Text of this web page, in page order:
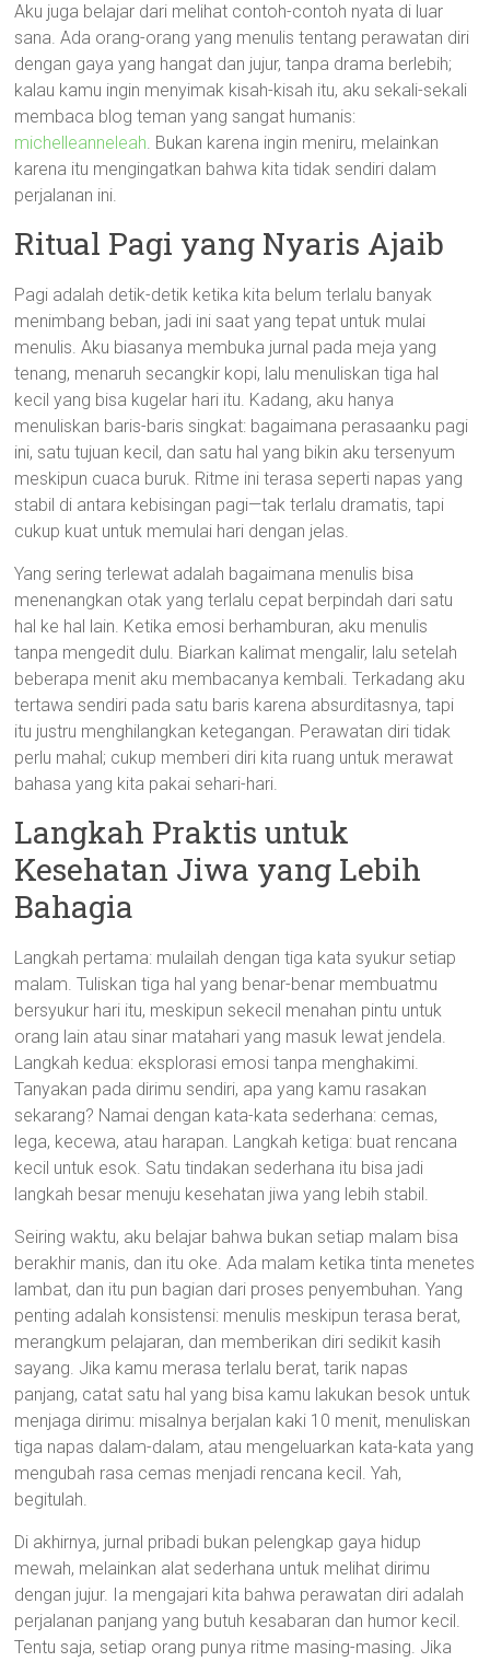
Aku juga belajar dari melihat contoh-contoh nyata di luar
sana. Ada orang-orang yang menulis tentang perawatan diri
dengan gaya yang hangat dan jujur, tanpa drama berlebih;
kalau kamu ingin menyimak kisah-kisah itu, aku sekali-sekali
membaca blog teman yang sangat humanis:
michelleanneleah. Bukan karena ingin meniru, melainkan
karena itu mengingatkan bahwa kita tidak sendiri dalam
perjalanan ini.
Ritual Pagi yang Nyaris Ajaib
Pagi adalah detik-detik ketika kita belum terlalu banyak
menimbang beban, jadi ini saat yang tepat untuk mulai
menulis. Aku biasanya membuka jurnal pada meja yang
tenang, menaruh secangkir kopi, lalu menuliskan tiga hal
kecil yang bisa kugelar hari itu. Kadang, aku hanya
menuliskan baris-baris singkat: bagaimana perasaanku pagi
ini, satu tujuan kecil, dan satu hal yang bikin aku tersenyum
meskipun cuaca buruk. Ritme ini terasa seperti napas yang
stabil di antara kebisingan pagi—tak terlalu dramatis, tapi
cukup kuat untuk memulai hari dengan jelas.
Yang sering terlewat adalah bagaimana menulis bisa
menenangkan otak yang terlalu cepat berpindah dari satu
hal ke hal lain. Ketika emosi berhamburan, aku menulis
tanpa mengedit dulu. Biarkan kalimat mengalir, lalu setelah
beberapa menit aku membacanya kembali. Terkadang aku
tertawa sendiri pada satu baris karena absurditasnya, tapi
itu justru menghilangkan ketegangan. Perawatan diri tidak
perlu mahal; cukup memberi diri kita ruang untuk merawat
bahasa yang kita pakai sehari-hari.
Langkah Praktis untuk
Kesehatan Jiwa yang Lebih
Bahagia
Langkah pertama: mulailah dengan tiga kata syukur setiap
malam. Tuliskan tiga hal yang benar-benar membuatmu
bersyukur hari itu, meskipun sekecil menahan pintu untuk
orang lain atau sinar matahari yang masuk lewat jendela.
Langkah kedua: eksplorasi emosi tanpa menghakimi.
Tanyakan pada dirimu sendiri, apa yang kamu rasakan
sekarang? Namai dengan kata-kata sederhana: cemas,
lega, kecewa, atau harapan. Langkah ketiga: buat rencana
kecil untuk esok. Satu tindakan sederhana itu bisa jadi
langkah besar menuju kesehatan jiwa yang lebih stabil.
Seiring waktu, aku belajar bahwa bukan setiap malam bisa
berakhir manis, dan itu oke. Ada malam ketika tinta menetes
lambat, dan itu pun bagian dari proses penyembuhan. Yang
penting adalah konsistensi: menulis meskipun terasa berat,
merangkum pelajaran, dan memberikan diri sedikit kasih
sayang. Jika kamu merasa terlalu berat, tarik napas
panjang, catat satu hal yang bisa kamu lakukan besok untuk
menjaga dirimu: misalnya berjalan kaki 10 menit, menuliskan
tiga napas dalam-dalam, atau mengeluarkan kata-kata yang
mengubah rasa cemas menjadi rencana kecil. Yah,
begitulah.
Di akhirnya, jurnal pribadi bukan pelengkap gaya hidup
mewah, melainkan alat sederhana untuk melihat dirimu
dengan jujur. Ia mengajari kita bahwa perawatan diri adalah
perjalanan panjang yang butuh kesabaran dan humor kecil.
Tentu saja, setiap orang punya ritme masing-masing. Jika